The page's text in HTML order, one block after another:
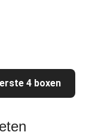
4 boxen